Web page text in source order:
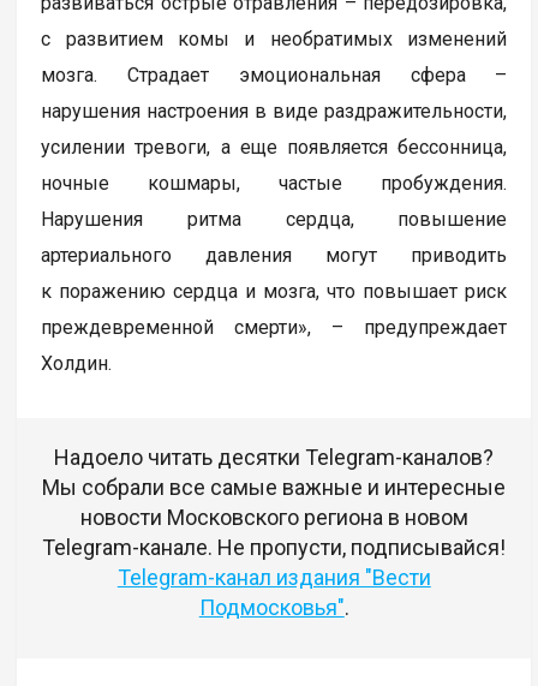
с развитием комы и необратимых изменений
мозга. Страдает эмоциональная сфера –
нарушения настроения в виде раздражительности,
усилении тревоги, а еще появляется бессонница,
ночные кошмары, частые пробуждения.
Нарушения ритма сердца, повышение
артериального давления могут приводить
к поражению сердца и мозга, что повышает риск
преждевременной смерти», – предупреждает
Холдин.
Надоело читать десятки Telegram-каналов?
Мы собрали все самые важные и интересные
новости Московского региона в новом
Telegram-канале. Не пропусти, подписывайся!
Telegram-канал издания "Вести
Подмосковья".